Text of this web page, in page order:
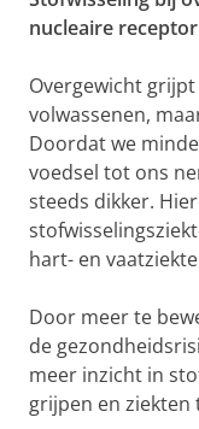
nucleaire receptor
Overgewicht
volwassenen,
Doordat we
voedsel tot ons
steeds dikker.
hart- en
Door meer te
de
meer inzicht in
grijpen en ziekten